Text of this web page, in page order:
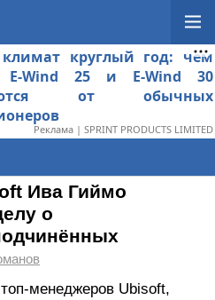
круглый год: чем
E-Wind 25 и E-Wind 30
от обычных
Реклама | SPRINT PRODUCTS LIMITED
Ива Гиймо
о
менеджеров Ubisoft,